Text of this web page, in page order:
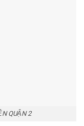
QUẬN 2